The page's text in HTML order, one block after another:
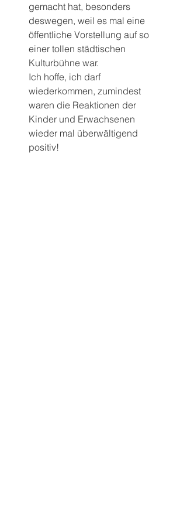
gemacht hat, besonders
deswegen, weil es mal eine
öffentliche Vorstellung auf so
einer tollen städtischen
Kulturbühne war.
Ich hoffe, ich darf
wiederkommen, zumindest
waren die Reaktionen der
Kinder und Erwachsenen
wieder mal überwältigend
positiv!